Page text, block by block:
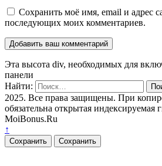
Сохранить моё имя, email и адрес
последующих моих комментариев.
Эта высота div, необходимых для
панели
Найти:
2025. Все права защищены. При
обязательна открытая индексируемая
MoiBonus.Ru
↑